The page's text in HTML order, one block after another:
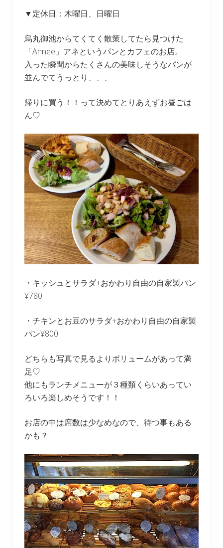
▼定休日：木曜日、日曜日
烏丸御池からてくてく散策してたら見つけた
「Annee」アネというパンとカフェのお店。
入った瞬間からたくさんの美味しそうなパンが
並んでてうっとり、、、
帰りに買う！！って決めてとりあえずお昼ごは
ん♡
・キッシュとサラダ+おかわり自由の自家製パン
¥780
・チキンとお豆のサラダ+おかわり自由の自家製
パン¥800
どちらも写真で見るよりボリュームがあって満
足♡
他にもランチメニューが３種類くらいあってい
ろいろ楽しめそうです！！
お店の中は席数は少なめなので、待つ事もある
かも？